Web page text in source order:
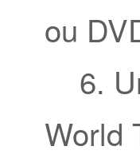
ou
6.
World